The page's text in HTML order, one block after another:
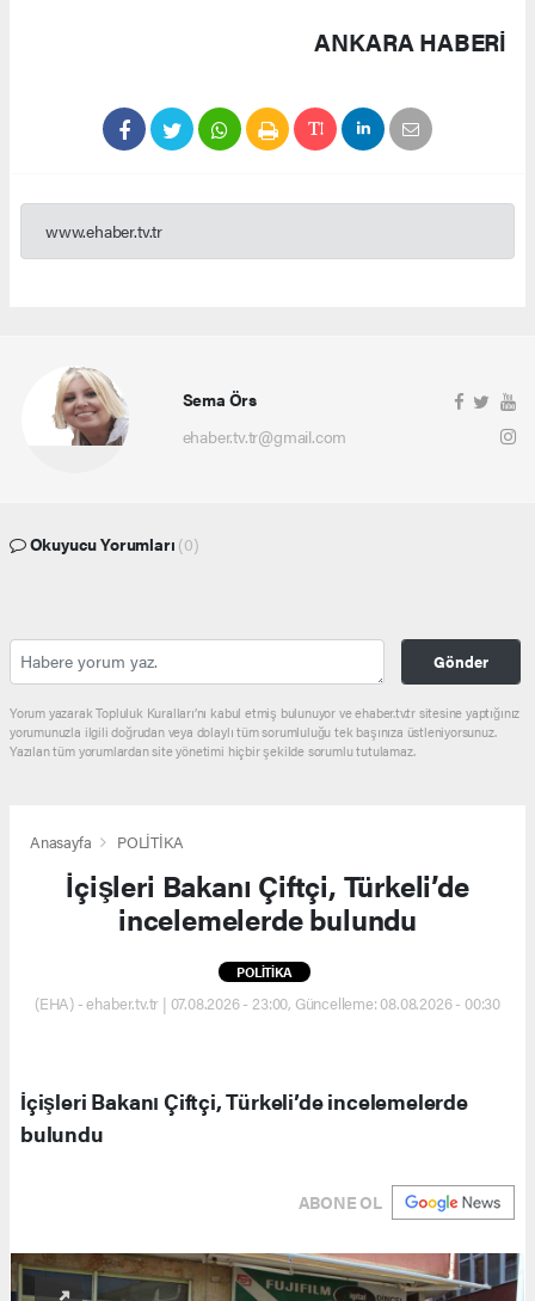
ANKARA HABERİ
www.ehaber.tv.tr
Sema Örs
ehaber.tv.tr@gmail.com
Okuyucu Yorumları (0)
Gönder
Yorum yazarak Topluluk Kuralları’nı kabul etmiş bulunuyor ve ehaber.tv.tr sitesine yaptığınız
yorumunuzla ilgili doğrudan veya dolaylı tüm sorumluluğu tek başınıza üstleniyorsunuz.
Yazılan tüm yorumlardan site yönetimi hiçbir şekilde sorumlu tutulamaz.
Anasayfa POLİTİKA
İçişleri Bakanı Çiftçi, Türkeli’de
incelemelerde bulundu
POLİTİKA
(EHA) - ehaber.tv.tr | 07.08.2026 - 23:00, Güncelleme: 08.08.2026 - 00:30
İçişleri Bakanı Çiftçi, Türkeli’de incelemelerde
bulundu
ABONE OL